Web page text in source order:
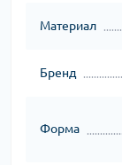
Материал
Бренд
Форма